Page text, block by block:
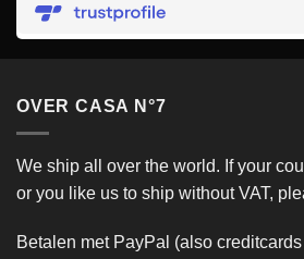
OVER CASA N°7
We ship all over the world. If your
or you like us to ship without VAT,
Betalen met PayPal (also